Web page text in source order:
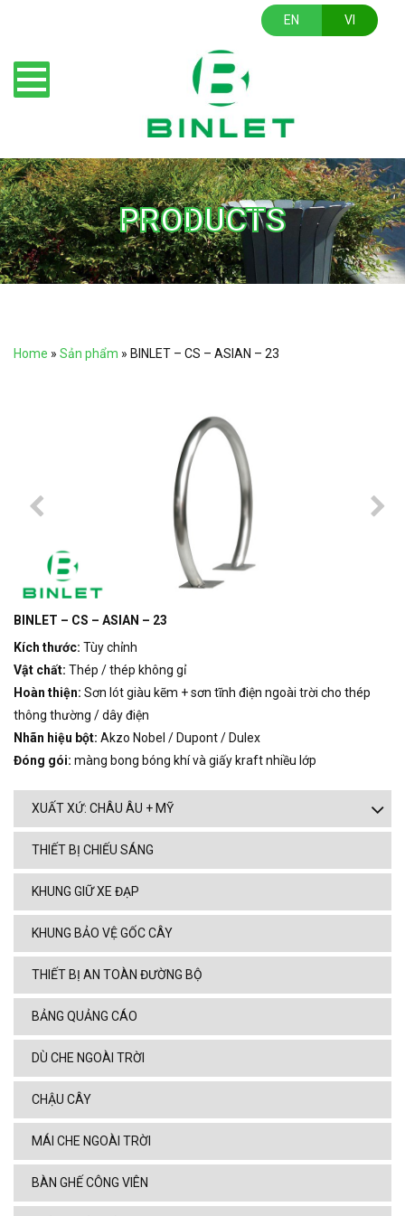
EN VI
PRODUCTS
Home » Sản phẩm » BINLET – CS – ASIAN – 23
BINLET – CS – ASIAN – 23
Kích thước: Tùy chỉnh
Vật chất: Thép / thép không gỉ
Hoàn thiện: Sơn lót giàu kẽm + sơn tĩnh điện ngoài trời cho thép
thông thường / dây điện
Nhãn hiệu bột: Akzo Nobel / Dupont / Dulex
Đóng gói: màng bong bóng khí và giấy kraft nhiều lớp
XUẤT XỨ: CHÂU ÂU + MỸ
THIẾT BỊ CHIẾU SÁNG
KHUNG GIỮ XE ĐẠP
KHUNG BẢO VỆ GỐC CÂY
THIẾT BỊ AN TOÀN ĐƯỜNG BỘ
BẢNG QUẢNG CÁO
DÙ CHE NGOÀI TRỜI
CHẬU CÂY
MÁI CHE NGOÀI TRỜI
BÀN GHẾ CÔNG VIÊN